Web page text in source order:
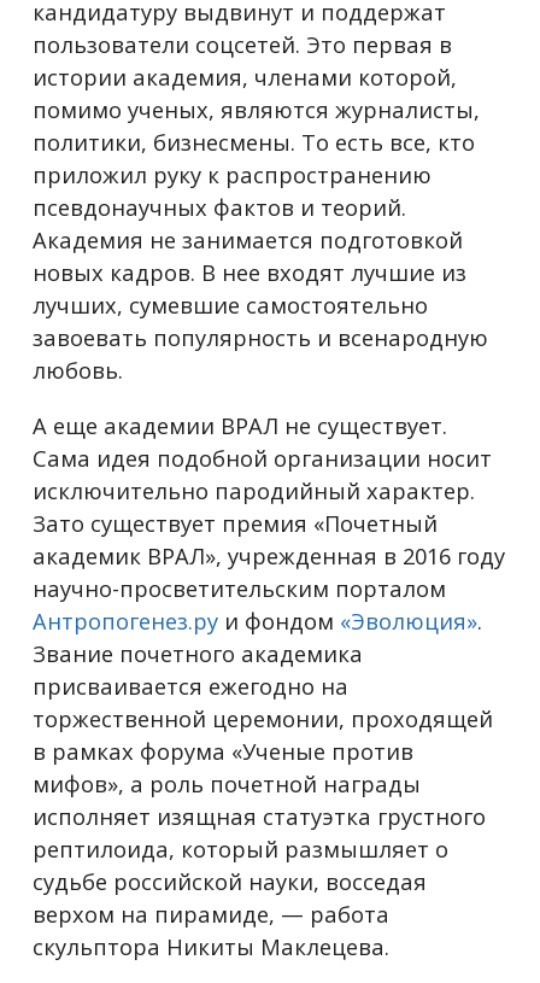
кандидатуру выдвинут и поддержат
пользователи соцсетей. Это первая в
истории академия, членами которой,
помимо ученых, являются журналисты,
политики, бизнесмены. То есть все, кто
приложил руку к распространению
псевдонаучных фактов и теорий.
Академия не занимается подготовкой
новых кадров. В нее входят лучшие из
лучших, сумевшие самостоятельно
завоевать популярность и всенародную
любовь.
А еще академии ВРАЛ не существует.
Сама идея подобной организации носит
исключительно пародийный характер.
Зато существует премия «Почетный
академик ВРАЛ», учрежденная в 2016 году
научно-просветительским порталом
Антропогенез.ру и фондом «Эволюция».
Звание почетного академика
присваивается ежегодно на
торжественной церемонии, проходящей
в рамках форума «Ученые против
мифов», а роль почетной награды
исполняет изящная статуэтка грустного
рептилоида, который размышляет о
судьбе российской науки, восседая
верхом на пирамиде, — работа
скульптора Никиты Маклецева.